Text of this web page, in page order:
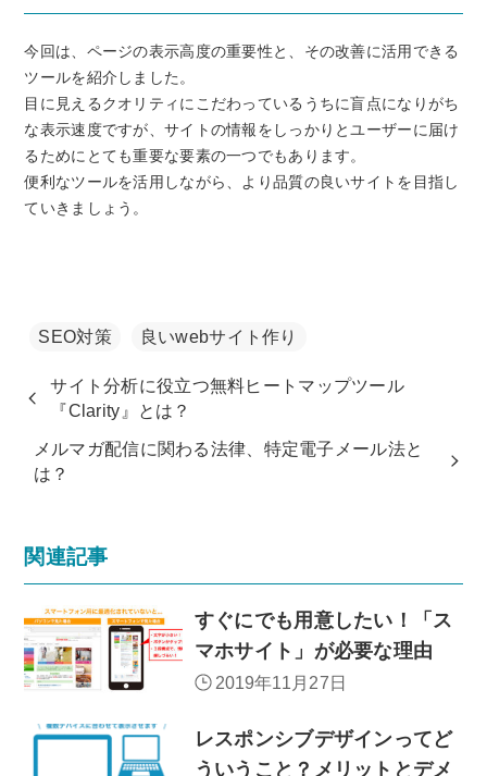
今回は、ページの表示高度の重要性と、その改善に活用できる
ツールを紹介しました。
目に見えるクオリティにこだわっているうちに盲点になりがち
な表示速度ですが、サイトの情報をしっかりとユーザーに届け
るためにとても重要な要素の一つでもあります。
便利なツールを活用しながら、より品質の良いサイトを目指し
ていきましょう。
SEO対策 良いwebサイト作り
サイト分析に役立つ無料ヒートマップツール
『Clarity』とは？
メルマガ配信に関わる法律、特定電子メール法と
は？
関連記事
すぐにでも用意したい！「ス
マホサイト」が必要な理由
2019年11月27日
レスポンシブデザインってど
ういうこと？メリットとデメ